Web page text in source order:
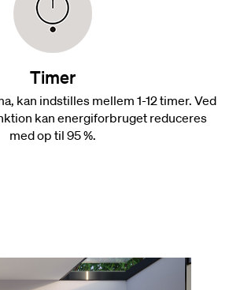
Timer
kan indstilles mellem 1-12 timer. Ved
kan energiforbruget reduceres
med op til 95 %.